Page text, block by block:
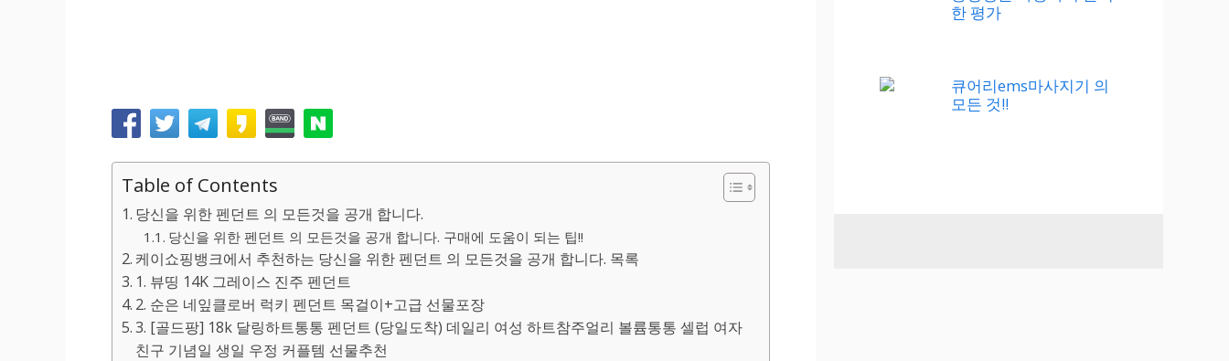
Table of Contents
당신을 위한 펜던트 의 모든것을 공개 합니다.
당신을 위한 펜던트 의 모든것을 공개 합니다. 구매에 도움이 되는 팁!!
케이쇼핑뱅크에서 추천하는 당신을 위한 펜던트 의 모든것을 공개 합니다. 목록
1. 뷰띵 14K 그레이스 진주 펜던트
2. 순은 네잎클로버 럭키 펜던트 목걸이+고급 선물포장
3. [골드팡] 18k 달링하트통통 펜던트 (당일도착) 데일리 여성 하트참주얼리 볼륨통통 셀럽 여자
친구 기념일 생일 우정 커플템 선물추천
한 평가
큐어리ems마사지기 의
모든 것!!